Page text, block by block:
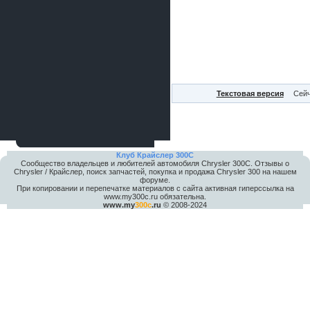
Текстовая версия
Клуб Крайслер 300C
Сообщество владельцев и любителей автомобиля Chrysler 300С. Отзывы о
Chrysler / Крайслер, поиск запчастей, покупка и продажа Chrysler 300 на нашем
форуме.
При копировании и перепечатке материалов с сайта активная гиперссылка на
www.my300c.ru обязательна.
www.my300c.ru © 2008-2024